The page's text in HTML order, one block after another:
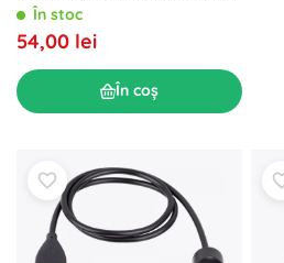
În stoc
54,00 lei
În coș